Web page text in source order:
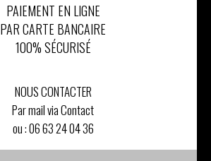
PAIEMENT EN LIGNE
PAR CARTE BANCAIRE
100% SÉCURISÉ
NOUS CONTACTER
Par mail via Contact
ou :06 63 24 04 36